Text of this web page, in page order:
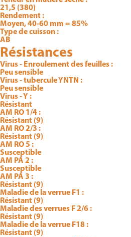
21,5 (380)
Rendement :
Moyen, 40-60 mm = 85%
Type de cuisson :
AB
Résistances
Virus - Enroulement des feuilles :
Peu sensible
Virus - tubercule YNTN :
Peu sensible
Virus - Y :
Résistant
AM RO 1/4 :
Résistant (9)
AM RO 2/3 :
Résistant (9)
AM RO 5 :
Susceptible
AM PA 2 :
Susceptible
AM PA 3 :
Résistant (9)
Maladie de la verrue F1 :
Résistant (9)
Maladie des verrues F 2/6 :
Résistant (9)
Maladie de la verrue F18 :
Résistant (9)